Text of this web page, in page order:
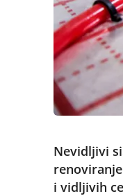
Nevidljivi
i vidljivih